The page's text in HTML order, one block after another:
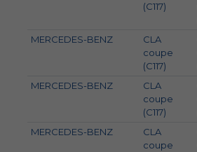
(C117)
MERCEDES-BENZ
CLA
coupe
(C117)
MERCEDES-BENZ
CLA
coupe
(C117)
MERCEDES-BENZ
CLA
coupe